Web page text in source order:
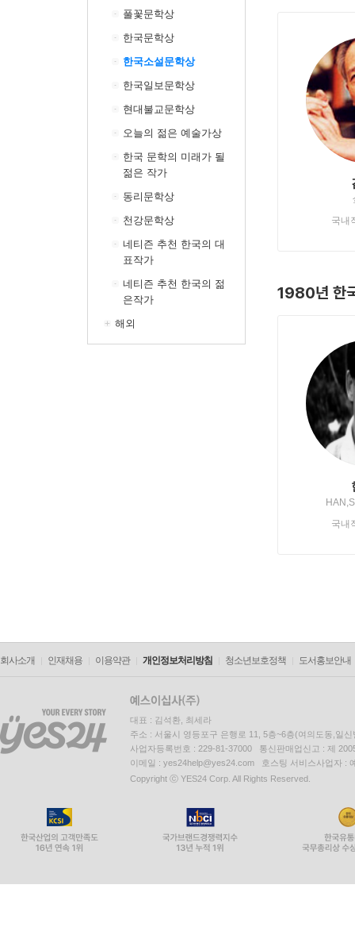
풀꽃문학상
한국문학상
한국소설문학상
한국일보문학상
현대불교문학상
오늘의 젊은 예술가상
한국 문학의 미래가 될
젊은 작가
동리문학상
천강문학상
네티즌 추천 한국의 대
표작가
네티즌 추천 한국의 젊
은작가
해외
국내
1980년 한
국내
회사소개 인재채용 이용약관 개인정보처리방침 청소년보호정책 도서홍보안내
대표 : 김석환, 최세라
주소 : 서울시 영등포구 은행로 11, 5층~6층(여의도동,일신
사업자등록번호 : 229-81-37000 통신판매업신고 : 제
이메일 : yes24help@yes24.com 호스팅 서비스사업자 :
Copyright ⓒ YES24 Corp. All Rights Reserved.